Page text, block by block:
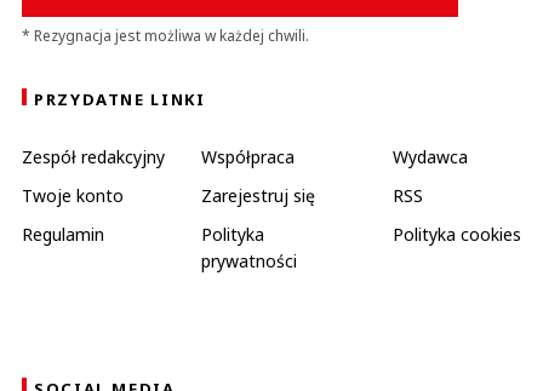
* Rezygnacja jest możliwa w każdej chwili.
PRZYDATNE LINKI
Zespół redakcyjny Współpraca
Wydawca
Twoje konto
Zarejestruj się
RSS
Regulamin
Polityka
prywatności
Polityka cookies